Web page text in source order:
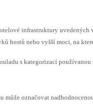
infrastruktury uvedených
hostů nebo vyšší moci, na
s kategorizací
může označovat